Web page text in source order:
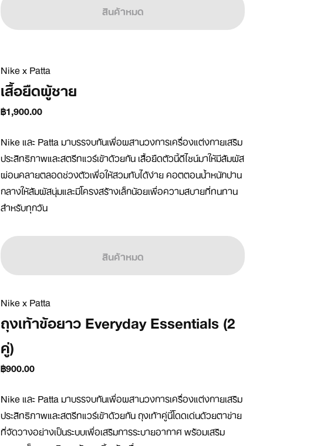
สินค้าหมด
Nike x Patta
เสื้อยืดผู้ชาย
฿1,900.00
Nike และ Patta มาบรรจบกันเพื่อผสานวงการเครื่องแต่งกายเสริม
ประสิทธิภาพและสตรีทแวร์เข้าด้วยกัน เสื้อยืดตัวนี้ดีไซน์มาให้มีสัมผัส
ผ่อนคลายตลอดช่วงตัวเพื่อให้สวมทับได้ง่าย คอตตอนน้ำหนักปาน
กลางให้สัมผัสนุ่มและมีโครงสร้างเล็กน้อยเพื่อความสบายที่ทนทาน
สำหรับทุกวัน
สินค้าหมด
Nike x Patta
ถุงเท้าข้อยาว Everyday Essentials (2
คู่)
฿900.00
Nike และ Patta มาบรรจบกันเพื่อผสานวงการเครื่องแต่งกายเสริม
ประสิทธิภาพและสตรีทแวร์เข้าด้วยกัน ถุงเท้าคู่นี้โดดเด่นด้วยตาข่าย
ที่จัดวางอย่างเป็นระบบเพื่อเสริมการระบายอากาศ พร้อมเสริม